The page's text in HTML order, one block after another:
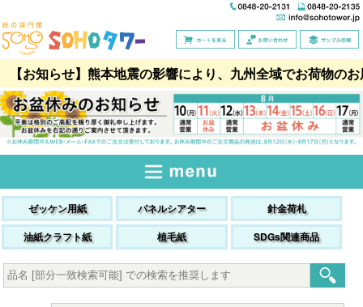
【お知らせ】熊本地震の影響により、九州全域でお荷物の
ゼッケン用紙 パネルシアター
針金荷札
油紙クラフト紙
植毛紙 SDGs関連商品